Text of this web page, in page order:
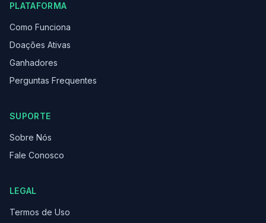
PLATAFORMA
Como Funciona
Doações Ativas
Ganhadores
Perguntas Frequentes
SUPORTE
Sobre Nós
Fale Conosco
LEGAL
Termos de Uso